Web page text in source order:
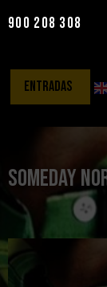
contenido
900 208 308
entradas
Someday